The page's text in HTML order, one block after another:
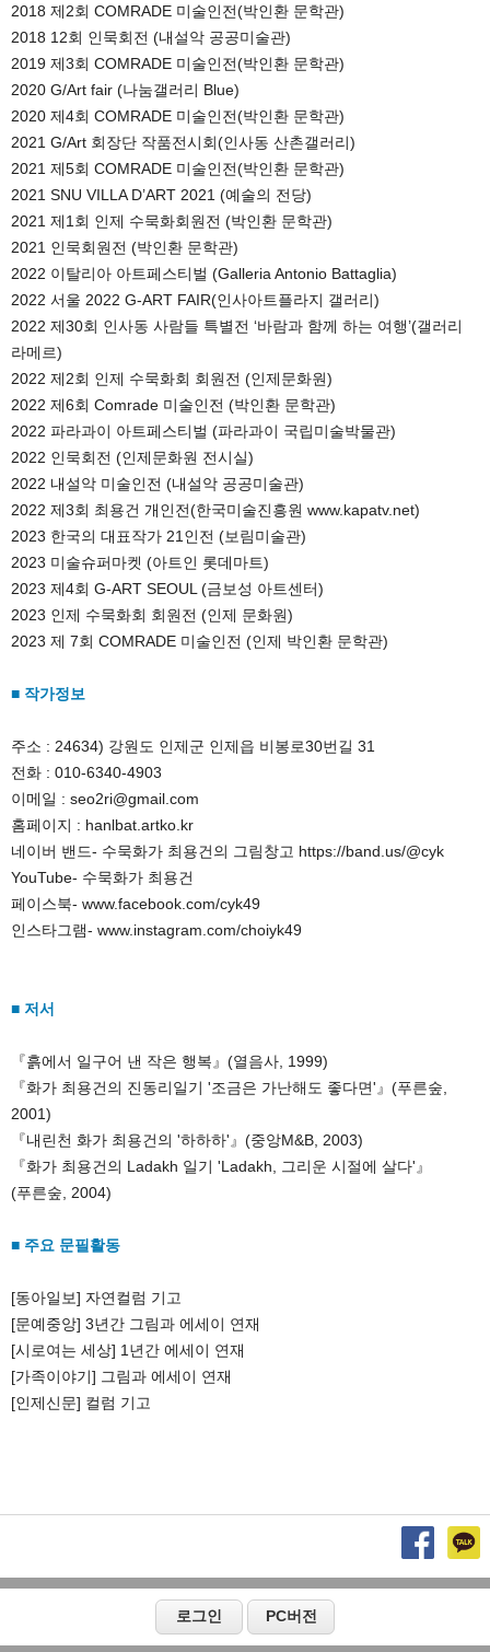
2018 제2회 COMRADE 미술인전(박인환 문학관)
2018 12회 인묵회전 (내설악 공공미술관)
2019 제3회 COMRADE 미술인전(박인환 문학관)
2020 G/Art fair (나눔갤러리 Blue)
2020 제4회 COMRADE 미술인전(박인환 문학관)
2021 G/Art 회장단 작품전시회(인사동 산촌갤러리)
2021 제5회 COMRADE 미술인전(박인환 문학관)
2021 SNU VILLA D’ART 2021 (예술의 전당)
2021 제1회 인제 수묵화회원전 (박인환 문학관)
2021 인묵회원전 (박인환 문학관)
2022 이탈리아 아트페스티벌 (Galleria Antonio Battaglia)
2022 서울 2022 G-ART FAIR(인사아트플라지 갤러리)
2022 제30회 인사동 사람들 특별전 ‘바람과 함께 하는 여행’(갤러리
라메르)
2022 제2회 인제 수묵화회 회원전 (인제문화원)
2022 제6회 Comrade 미술인전 (박인환 문학관)
2022 파라과이 아트페스티벌 (파라과이 국립미술박물관)
2022 인묵회전 (인제문화원 전시실)
2022 내설악 미술인전 (내설악 공공미술관)
2022 제3회 최용건 개인전(한국미술진흥원 www.kapatv.net)
2023 한국의 대표작가 21인전 (보림미술관)
2023 미술슈퍼마켓 (아트인 롯데마트)
2023 제4회 G-ART SEOUL (금보성 아트센터)
2023 인제 수묵화회 회원전 (인제 문화원)
■ 작가정보
주소 : 24634) 강원도 인제군 인제읍 비봉로30번길 31
전화 : 010-6340-4903
이메일 : seo2ri@gmail.com
홈페이지 : hanlbat.artko.kr
네이버 밴드- 수묵화가 최용건의 그림창고 https://band.us/@cyk
YouTube- 수묵화가 최용건
페이스북- www.facebook.com/cyk49
인스타그램- www.instagram.com/choiyk49
■ 저서
『흙에서 일구어 낸 작은 행복』(열음사, 1999)
『화가 최용건의 진동리일기 '조금은 가난해도 좋다면'』(푸른숲,
2001)
『내린천 화가 최용건의 '하하하'』(중앙M&B, 2003)
『화가 최용건의 Ladakh 일기 'Ladakh, 그리운 시절에 살다'』
■ 주요 문필활동
[동아일보] 자연컬럼 기고
[문예중앙] 3년간 그림과 에세이 연재
[시로여는 세상] 1년간 에세이 연재
[가족이야기] 그림과 에세이 연재